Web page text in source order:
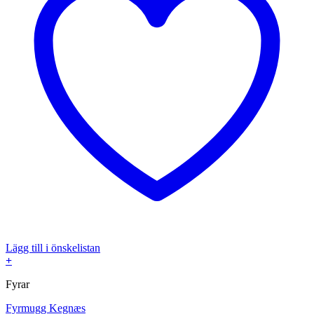
Lägg till i önskelistan
+
Fyrar
Fyrmugg Kegnæs